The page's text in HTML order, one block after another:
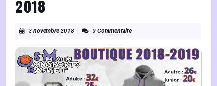
2018
3 novembre 20183
2018
0 Commentaire